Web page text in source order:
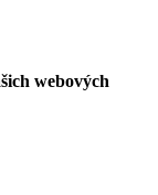
webových